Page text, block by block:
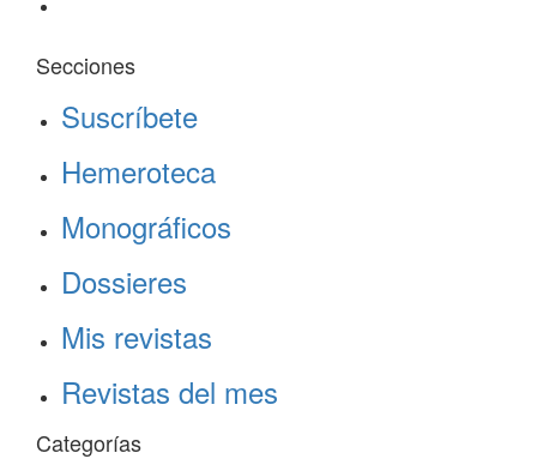
Secciones
Suscríbete
Hemeroteca
Monográficos
Dossieres
Mis revistas
Revistas del mes
Categorías